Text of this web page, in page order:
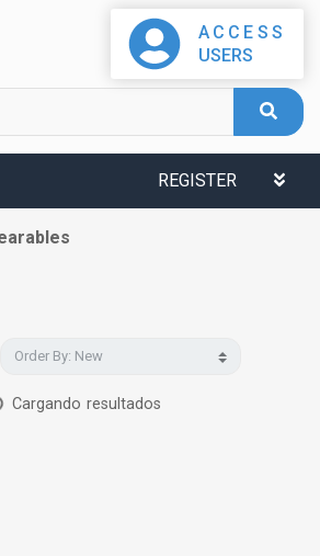
ACCESS
USERS
REGISTER
Cargando resultados